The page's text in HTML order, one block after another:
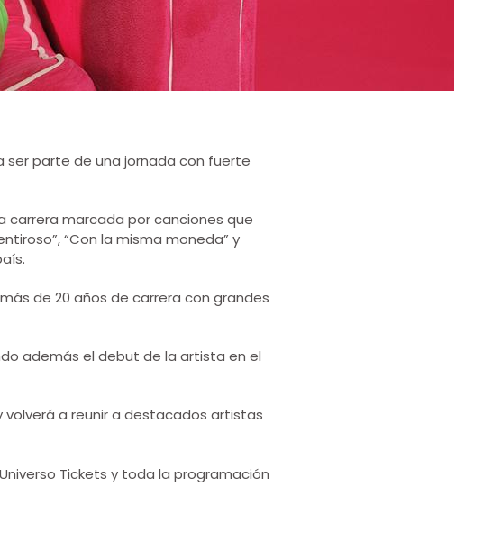
ser parte de una jornada con fuerte
carrera marcada por canciones que
“Con la misma moneda” y
de 20 años de carrera con grandes
además el debut de la artista en el
volverá a reunir a destacados artistas
Tickets y toda la programación